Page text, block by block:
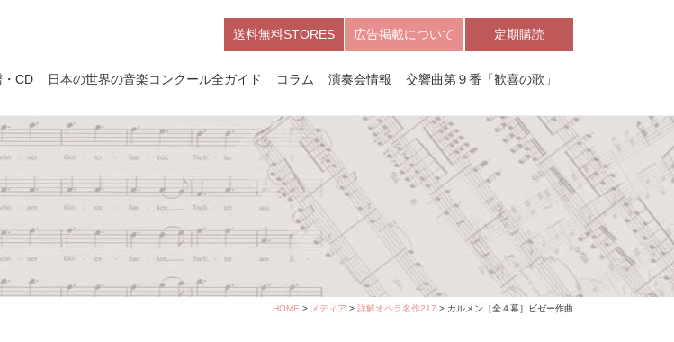
送料無料STORES 広告掲載について 定期購読
CD 日本の世界の音楽コンクール全ガイド コラム 演奏会情報 交響曲第９番「歓喜の歌」
HOME > メディア > 詳解オペラ名作217 > カルメン［全４幕］ビゼー作曲